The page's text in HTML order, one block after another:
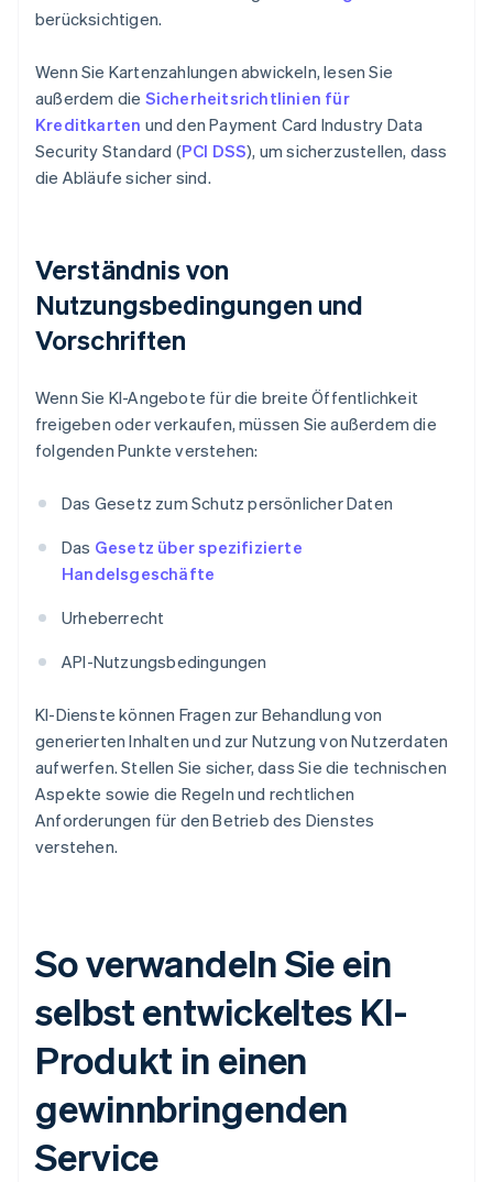
berücksichtigen.
Wenn Sie Kartenzahlungen abwickeln, lesen Sie
außerdem die Sicherheitsrichtlinien für
Kreditkarten und den Payment Card Industry Data
Security Standard (PCI DSS), um sicherzustellen, dass
die Abläufe sicher sind.
Verständnis von
Nutzungsbedingungen und
Vorschriften
Wenn Sie KI-Angebote für die breite Öffentlichkeit
freigeben oder verkaufen, müssen Sie außerdem die
folgenden Punkte verstehen:
Das Gesetz zum Schutz persönlicher Daten
Das Gesetz über spezifizierte
Handelsgeschäfte
Urheberrecht
API-Nutzungsbedingungen
KI-Dienste können Fragen zur Behandlung von
generierten Inhalten und zur Nutzung von Nutzerdaten
aufwerfen. Stellen Sie sicher, dass Sie die technischen
Aspekte sowie die Regeln und rechtlichen
Anforderungen für den Betrieb des Dienstes
verstehen.
So verwandeln Sie ein
selbst entwickeltes KI-
Produkt in einen
gewinnbringenden
Service